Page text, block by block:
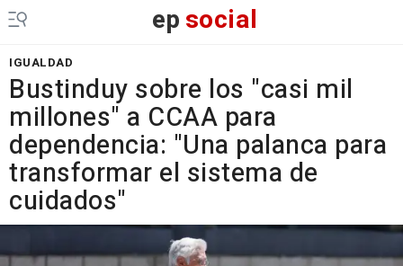
epsocial
IGUALDAD
Bustinduy sobre los "casi mil
millones" a CCAA para
dependencia: "Una palanca para
transformar el sistema de
cuidados"